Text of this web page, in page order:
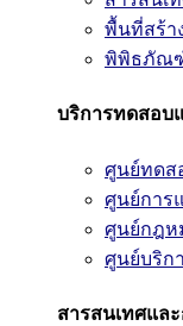
พื้นที่สร้า
พิพิธภัณ
บริการทดสอบ
ศูนย์ทดส
ศูนย์การ
ศูนย์กฎห
ศูนย์บริก
สารสนเทศแล